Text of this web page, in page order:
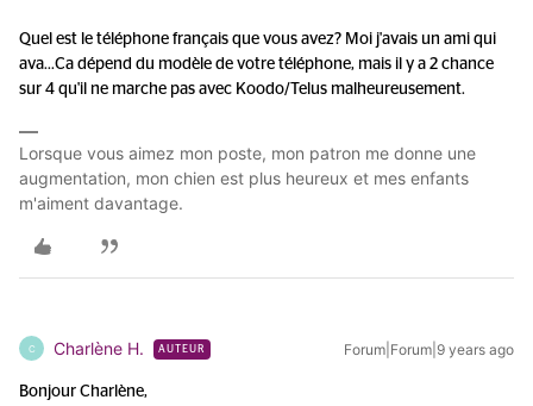
Quel est le téléphone français que vous avez? Moi j'avais un ami qui
ava...Ca dépend du modèle de votre téléphone, mais il y a 2 chance
sur 4 qu'il ne marche pas avec Koodo/Telus malheureusement.
Lorsque vous aimez mon poste, mon patron me donne une
augmentation, mon chien est plus heureux et mes enfants
m'aiment davantage.
C Charlène H. AUTEUR Forum|Forum|9 years ago
Bonjour Charlène,